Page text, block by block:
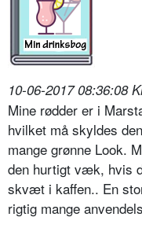
10-06-2017 08:36:08
Mine rødder er i
hvilket må skyldes
mange grønne Look.
den hurtigt væk, hvis
skvæt i kaffen.. En
rigtig mange